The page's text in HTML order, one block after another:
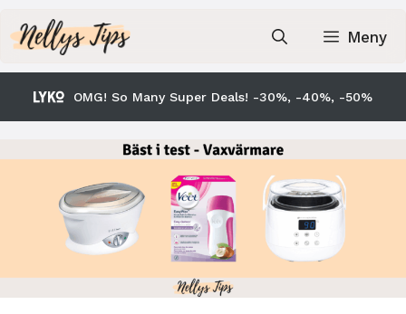
till
innehåll
Meny
OMG! So Many Super Deals! -30%, -40%, -50%